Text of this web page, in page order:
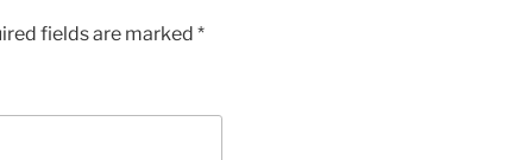
fields are marked *